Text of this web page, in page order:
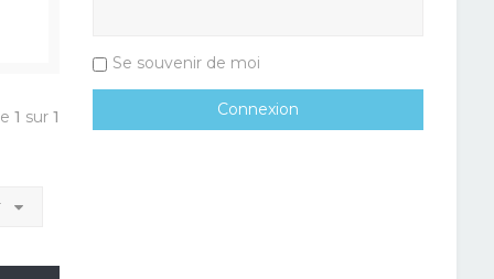
1 sur1
Se souvenir de moi